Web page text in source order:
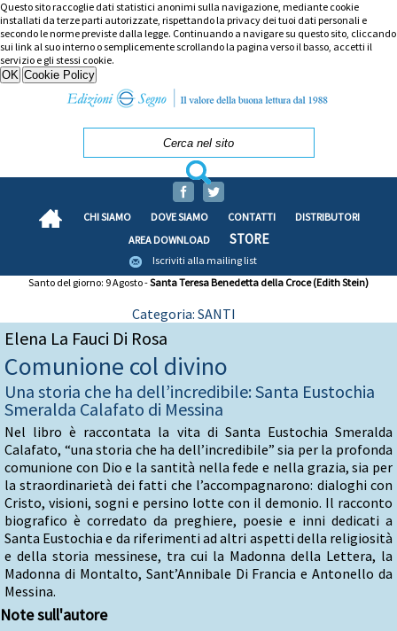
Questo sito raccoglie dati statistici anonimi sulla navigazione, mediante cookie
installati da terze parti autorizzate, rispettando la privacy dei tuoi dati personali e
secondo le norme previste dalla legge. Continuando a navigare su questo sito, cliccando
sui link al suo interno o semplicemente scrollando la pagina verso il basso, accetti il
servizio e gli stessi cookie.
CHI SIAMO DOVE SIAMO CONTATTI
DISTRIBUTORI
AREA DOWNLOAD
STORE
Iscriviti alla mailing list
Santo del giorno: 9 Agosto -Santa Teresa Benedetta della Croce (Edith Stein)
Categoria: SANTI
Elena La Fauci Di Rosa
Comunione col divino
Una storia che ha dell’incredibile: Santa Eustochia
Smeralda Calafato di Messina
Nel libro è raccontata la vita di Santa Eustochia Smeralda
Calafato, “una storia che ha dell’incredibile” sia per la profonda
comunione con Dio e la santità nella fede e nella grazia, sia per
la straordinarietà dei fatti che l’accompagnarono: dialoghi con
Cristo, visioni, sogni e persino lotte con il demonio. Il racconto
biografico è corredato da preghiere, poesie e inni dedicati a
Santa Eustochia e da riferimenti ad altri aspetti della religiosità
e della storia messinese, tra cui la Madonna della Lettera, la
Madonna di Montalto, Sant’Annibale Di Francia e Antonello da
Messina.
Note sull'autore